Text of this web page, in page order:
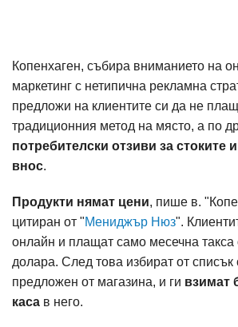
Копенхаген, събира вниманието на
маркетинг с нетипична рекламна
предложи на клиентите си да не
традиционния метод на място, а по
потребителски отзиви за стоките
внос.
Продукти нямат цени, пише в.
цитиран от "Мениджър Нюз".
онлайн и плащат само месечна такса
долара. След това избират от списък
предложен от магазина, и ги взимат
каса в него.